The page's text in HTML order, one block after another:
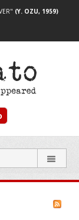
(Y. OZU, 1959)